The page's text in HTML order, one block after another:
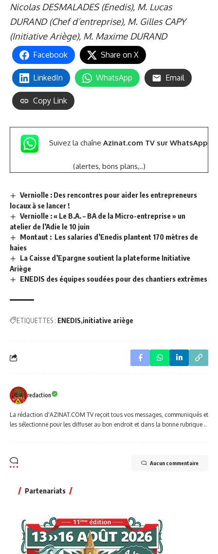
Nicolas DESMALADES (Enedis), M. Lucas
DURAND (Chef d’entreprise), M. Gilles CAPY
(Initiative Ariège), M. Maxime DURAND
Facebook Share on X
LinkedIn WhatsApp Email
Copy Link
Suivez la chaîne Azinat.com TV sur WhatsApp
(alertes, bons plans,..)
Verniolle : Des rencontres pour aider les entrepreneurs
locaux à se lancer !
Verniolle : « Le B.A. – BA de la Micro-entreprise » un
atelier de l’Adie le 10 juin
Montaut : Les salaries d’Enedis plantent 170 mètres de
haies
La Caisse d’Epargne soutient la plateforme Initiative
Ariège
ENEDIS des équipes soudées pour des chantiers extrêmes
ETIQUETTES : ENEDIS initiative ariège
redaction
La rédaction d'AZINAT.COM TV reçoit tous vos messages, communiqués et
les sélectionne pour les diffuser au bon endroit et dans la bonne rubrique ..
Aucun commentaire
Partenariats